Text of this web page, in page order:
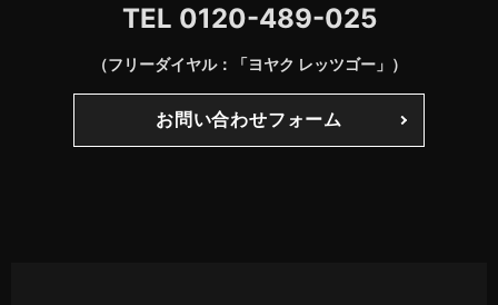
TEL 0120-489-025
（フリーダイヤル：「ヨヤク レッツゴー」）
お問い合わせフォーム